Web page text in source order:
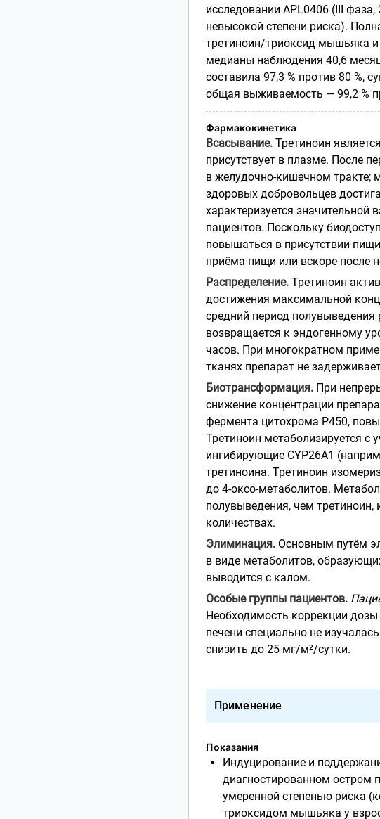
исследовании APL0406 (III
невысокой степени риска).
третиноин/триоксид мышьяка и
медианы наблюдения 40,6
составила 97,3 % против 80 %,
общая выживаемость — 99,2 %
Фармакокинетика
Всасывание.Третиноин
присутствует в плазме. После
в желудочно-кишечном тракте;
здоровых добровольцев
характеризуется значительной
пациентов. Поскольку
повышаться в присутствии
приёма пищи или вскоре после
Распределение.Третиноин
достижения максимальной
средний период полувыведения
возвращается к эндогенному
часов. При многократном
тканях препарат не
Биотрансформация.При
снижение концентрации
фермента цитохрома Р450,
Третиноин метаболизируется с
ингибирующие CYP26A1
третиноина. Третиноин
до 4-оксо-метаболитов.
полувыведения, чем
количествах.
Элиминация.Основным путём
в виде метаболитов,
выводится с калом.
Особые группы пациентов.
Необходимость коррекции
печени специально не
снизить до 25 мг/м²/сутки.
Применение
Показания
Индуцирование и
диагностированном остром
умеренной степенью риска
триоксидом мышьяка у